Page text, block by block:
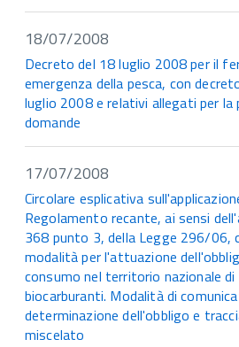
18/07/2008
Decreto del 18 luglio 2008 per il
emergenza della pesca, con
luglio 2008 e relativi allegati per la
domande
17/07/2008
Circolare esplicativa
Regolamento recante, ai sensi
368 punto 3, della Legge 296/06,
modalità per l'attuazione
consumo nel territorio nazionale
biocarburanti. Modalità di
determinazione dell'obbligo e
miscelato